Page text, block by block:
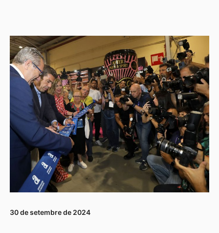
30 de setembre de 2024